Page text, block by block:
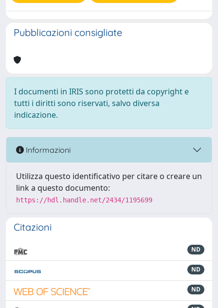
Pubblicazioni consigliate
I documenti in IRIS sono protetti da copyright e
tutti i diritti sono riservati, salvo diversa
indicazione.
Informazioni
Utilizza questo identificativo per citare o creare un
link a questo documento:
https://hdl.handle.net/2434/1195699
Citazioni
ND
ND
ND